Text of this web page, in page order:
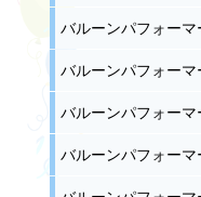
バルーンパフォー
バルーンパフォー
バルーンパフォー
バルーンパフォー